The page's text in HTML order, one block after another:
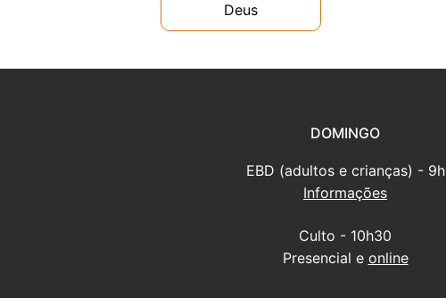
Deus
DOMINGO
EBD (adultos e crianças) - 9h
Informações
Culto - 10h30
Presencial e online